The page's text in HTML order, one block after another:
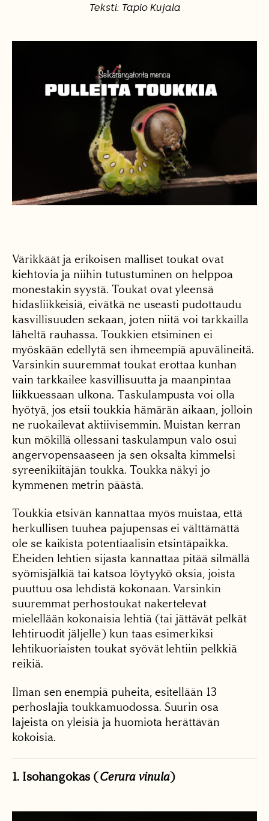
Teksti: Tapio Kujala
Värikkäät ja erikoisen malliset toukat ovat
kiehtovia ja niihin tutustuminen on helppoa
monestakin syystä. Toukat ovat yleensä
hidasliikkeisiä, eivätkä ne useasti pudottaudu
kasvillisuuden sekaan, joten niitä voi tarkkailla
läheltä rauhassa. Toukkien etsiminen ei
myöskään edellytä sen ihmeempiä apuvälineitä.
Varsinkin suuremmat toukat erottaa kunhan
vain tarkkailee kasvillisuutta ja maanpintaa
liikkuessaan ulkona. Taskulampusta voi olla
hyötyä, jos etsii toukkia hämärän aikaan, jolloin
ne ruokailevat aktiivisemmin. Muistan kerran
kun mökillä ollessani taskulampun valo osui
angervopensaaseen ja sen oksalta kimmelsi
syreenikiitäjän toukka. Toukka näkyi jo
kymmenen metrin päästä.
Toukkia etsivän kannattaa myös muistaa, että
herkullisen tuuhea pajupensas ei välttämättä
ole se kaikista potentiaalisin etsintäpaikka.
Eheiden lehtien sijasta kannattaa pitää silmällä
syömisjälkiä tai katsoa löytyykö oksia, joista
puuttuu osa lehdistä kokonaan. Varsinkin
suuremmat perhostoukat nakertelevat
mielellään kokonaisia lehtiä (tai jättävät pelkät
lehtiruodit jäljelle) kun taas esimerkiksi
lehtikuoriaisten toukat syövät lehtiin pelkkiä
reikiä.
Ilman sen enempiä puheita, esitellään 13
perhoslajia toukkamuodossa. Suurin osa
lajeista on yleisiä ja huomiota herättävän
kokoisia.
1. Isohangokas (Cerura vinula)